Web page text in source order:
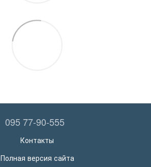
095 77-90-555
Контакты
Полная версия сайта